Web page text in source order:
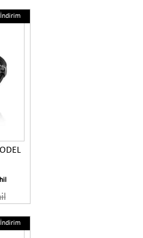
İndirim
İndirim